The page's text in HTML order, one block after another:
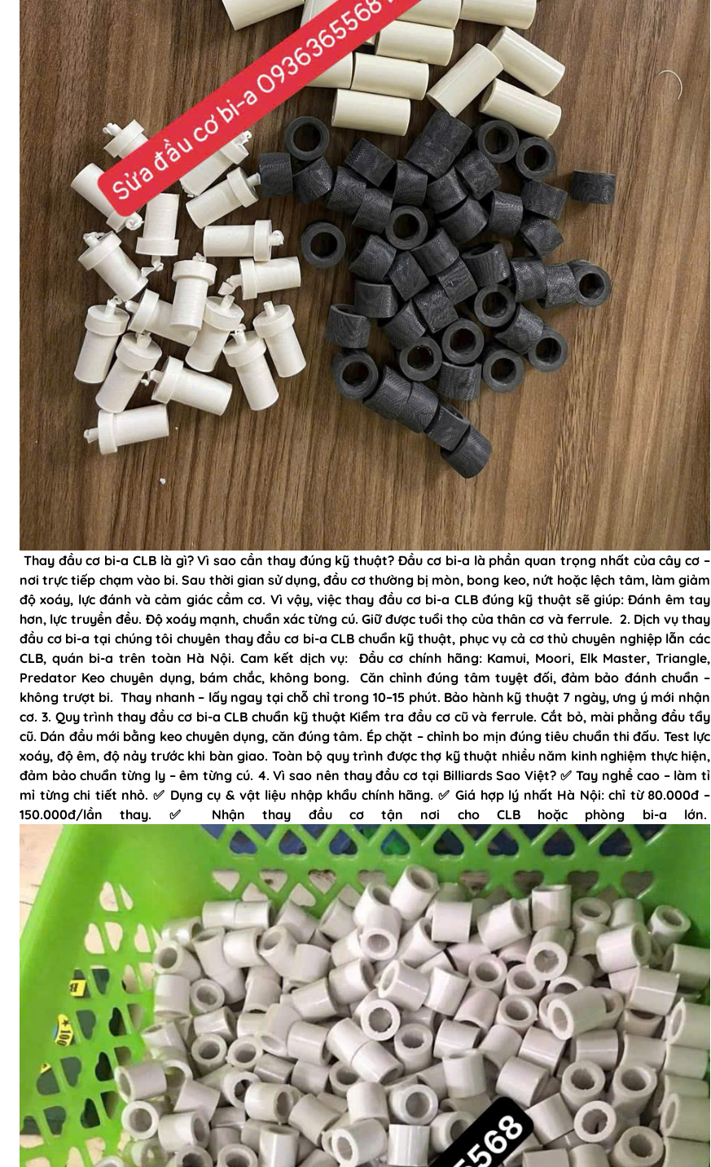
Thay đầu cơ bi-a CLB là gì? Vì sao cần thay đúng kỹ thuật? Đầu cơ bi-a là phần quan trọng nhất của cây cơ –
nơi trực tiếp chạm vào bi. Sau thời gian sử dụng, đầu cơ thường bị mòn, bong keo, nứt hoặc lệch tâm, làm giảm
độ xoáy, lực đánh và cảm giác cầm cơ. Vì vậy, việc thay đầu cơ bi-a CLB đúng kỹ thuật sẽ giúp: Đánh êm tay
hơn, lực truyền đều. Độ xoáy mạnh, chuẩn xác từng cú. Giữ được tuổi thọ của thân cơ và ferrule. 2. Dịch vụ thay
đầu cơ bi-a tại chúng tôi chuyên thay đầu cơ bi-a CLB chuẩn kỹ thuật, phục vụ cả cơ thủ chuyên nghiệp lẫn các
CLB, quán bi-a trên toàn Hà Nội. Cam kết dịch vụ: Đầu cơ chính hãng: Kamui, Moori, Elk Master, Triangle,
Predator Keo chuyên dụng, bám chắc, không bong. Căn chỉnh đúng tâm tuyệt đối, đảm bảo đánh chuẩn –
không trượt bi. Thay nhanh – lấy ngay tại chỗ chỉ trong 10–15 phút. Bảo hành kỹ thuật 7 ngày, ưng ý mới nhận
cơ. 3. Quy trình thay đầu cơ bi-a CLB chuẩn kỹ thuật Kiểm tra đầu cơ cũ và ferrule. Cắt bỏ, mài phẳng đầu tẩy
cũ. Dán đầu mới bằng keo chuyên dụng, căn đúng tâm. Ép chặt – chỉnh bo mịn đúng tiêu chuẩn thi đấu. Test lực
xoáy, độ êm, độ nảy trước khi bàn giao. Toàn bộ quy trình được thợ kỹ thuật nhiều năm kinh nghiệm thực hiện,
đảm bảo chuẩn từng ly – êm từng cú. 4. Vì sao nên thay đầu cơ tại Billiards Sao Việt? ✅ Tay nghề cao – làm tỉ
mỉ từng chi tiết nhỏ. ✅ Dụng cụ & vật liệu nhập khẩu chính hãng. ✅ Giá hợp lý nhất Hà Nội: chỉ từ 80.000đ –
150.000đ/lần thay. ✅ Nhận thay đầu cơ tận nơi cho CLB hoặc phòng bi-a lớn.